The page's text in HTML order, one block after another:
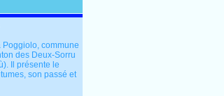
Poggiolo, commune
des Deux-Sorru
Il présente le
son passé et